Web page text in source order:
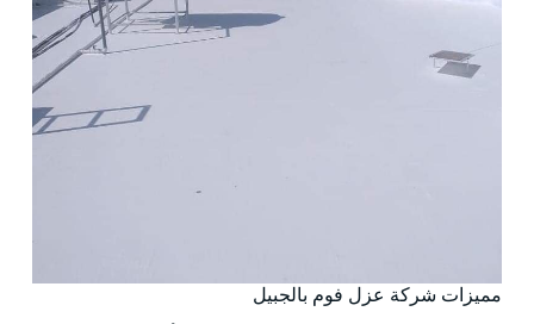
مميزات شركة عزل فوم بالجبيل